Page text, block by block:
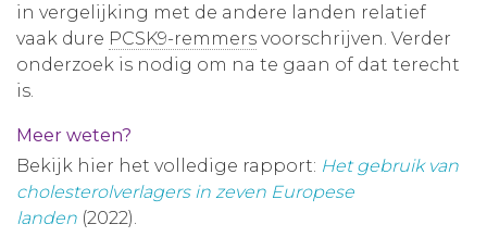
in vergelijking met de andere landen relatief
vaak dure PCSK9-remmers voorschrijven. Verder
onderzoek is nodig om na te gaan of dat terecht
is.
Meer weten?
Bekijk hier het volledige rapport: Het gebruik van
cholesterolverlagers in zeven Europese
landen (2022).